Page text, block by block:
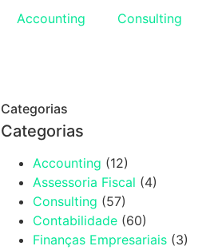
Accounting Consulting
Categorias
Categorias
Accounting (12)
Assessoria Fiscal (4)
Consulting (57)
Contabilidade (60)
Finanças Empresariais (3)